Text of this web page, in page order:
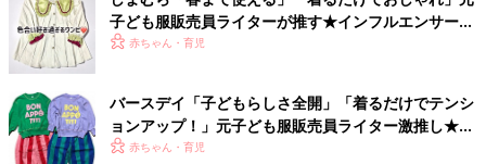
a.you.1522さんは、ディズニーの人気キャラクター「カーズ」の
アイテムをゲットしたそう。息子さんが自ら「これ欲しい！」と
リクエストしたのだそうです。お気に入りの服なら、お着替えも
おしりのデザインが超キュート♪ 恐竜ボトムス
子ども服販売員ライターが推す★インフルエンサーコ
ラボ5選
赤ちゃん・育児
バースデイ「子どもらしさ全開」「着るだけでテンシ
ョンアップ！」元子ども服販売員ライター激推し★派
手色・派手柄アイテム5選
赤ちゃん・育児